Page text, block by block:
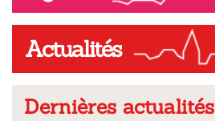
Actualités
Dernières actualités